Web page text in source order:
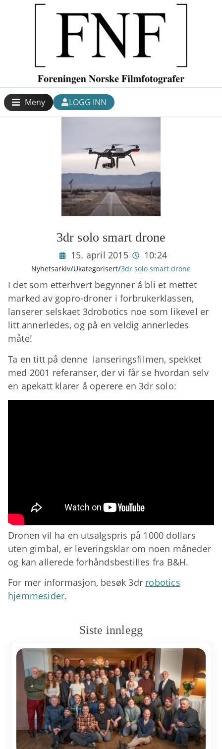
Meny LOGG INN
3dr solo smart drone
15. april 2015 10:24
Nyhetsarkiv/Ukategorisert/3dr solo smart drone
I det som etterhvert begynner å bli et mettet
marked av gopro-droner i forbrukerklassen,
lanserer selskaet 3drobotics noe som likevel er
litt annerledes, og på en veldig annerledes
måte!
Ta en titt på denne lanseringsfilmen, spekket
med 2001 referanser, der vi får se hvordan selv
en apekatt klarer å operere en 3dr solo:
Dronen vil ha en utsalgspris på 1000 dollars
uten gimbal, er leveringsklar om noen måneder
og kan allerede forhåndsbestilles fra B&H.
For mer informasjon, besøk 3dr robotics
hjemmesider.
Siste innlegg